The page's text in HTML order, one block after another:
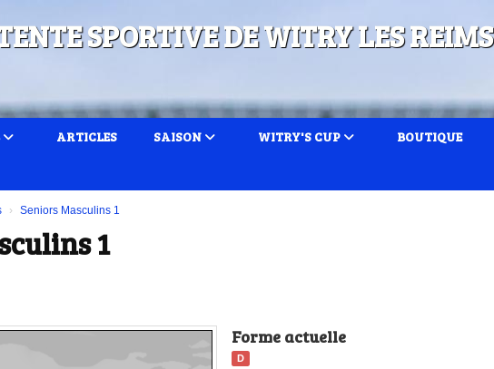
SPORTIVE DE WITRY LES REIMS
ARTICLES SAISON WITRY'S CUP BOUTIQUE
Seniors Masculins 1
1
Forme actuelle
D